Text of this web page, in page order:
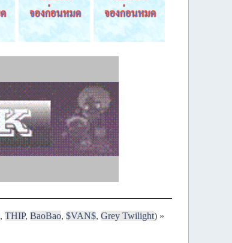
,THIP,BaoBao,$VAN$,Grey Twilight) »